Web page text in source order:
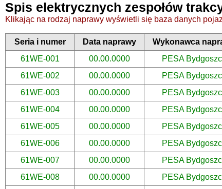
Spis elektrycznych zespołów
Klikając na rodzaj naprawy wyświetli się baza danych
Seria i numer Data naprawy Wykonawca
61WE-001
00.00.0000 PESA
61WE-002
00.00.0000 PESA
61WE-003
00.00.0000 PESA
61WE-004
00.00.0000 PESA
61WE-005
00.00.0000 PESA
61WE-006
00.00.0000 PESA
61WE-007
00.00.0000 PESA
61WE-008
00.00.0000 PESA